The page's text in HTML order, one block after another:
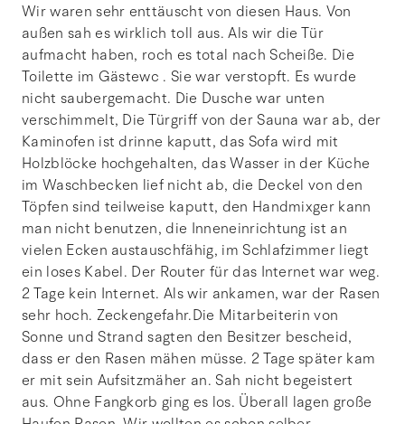
Wir waren sehr enttäuscht von diesen Haus. Von
außen sah es wirklich toll aus. Als wir die Tür
aufmacht haben, roch es total nach Scheiße. Die
Toilette im Gästewc . Sie war verstopft. Es wurde
nicht saubergemacht. Die Dusche war unten
verschimmelt, Die Türgriff von der Sauna war ab, der
Kaminofen ist drinne kaputt, das Sofa wird mit
Holzblöcke hochgehalten, das Wasser in der Küche
im Waschbecken lief nicht ab, die Deckel von den
Töpfen sind teilweise kaputt, den Handmixger kann
man nicht benutzen, die Inneneinrichtung ist an
vielen Ecken austauschfähig, im Schlafzimmer liegt
ein loses Kabel. Der Router für das Internet war weg.
2 Tage kein Internet. Als wir ankamen, war der Rasen
sehr hoch. Zeckengefahr.Die Mitarbeiterin von
Sonne und Strand sagten den Besitzer bescheid,
dass er den Rasen mähen müsse. 2 Tage später kam
er mit sein Aufsitzmäher an. Sah nicht begeistert
aus. Ohne Fangkorb ging es los. Überall lagen große